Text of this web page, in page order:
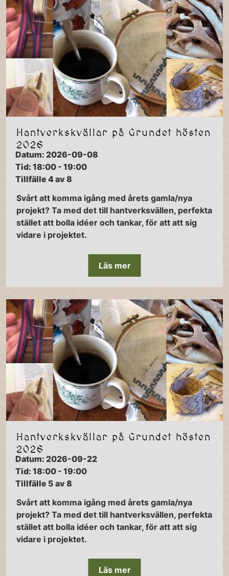
Hantverkskvällar på Grundet hösten
2026
Datum: 2026-09-08
Tid: 18:00 - 19:00
Tillfälle 4 av 8
Svårt att komma igång med årets gamla/nya
projekt? Ta med det till hantverksvällen, perfekta
stället att bolla idéer och tankar, för att att sig
vidare i projektet.
Läs mer
Hantverkskvällar på Grundet hösten
2026
Datum: 2026-09-22
Tid: 18:00 - 19:00
Tillfälle 5 av 8
Svårt att komma igång med årets gamla/nya
projekt? Ta med det till hantverksvällen, perfekta
stället att bolla idéer och tankar, för att att sig
vidare i projektet.
Läs mer